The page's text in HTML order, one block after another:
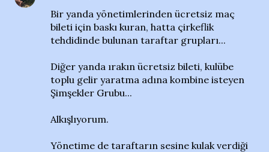
Bir yanda yönetimlerinden ücretsiz maç
bileti için baskı kuran, hatta çirkeflik
tehdidinde bulunan taraftar grupları...
Diğer yanda ırakın ücretsiz bileti, kulübe
toplu gelir yaratma adına kombine isteyen
Şimşekler Grubu...
Alkışlıyorum.
Yönetime de taraftarın sesine kulak verdiği